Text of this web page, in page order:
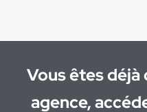
Vous êtes
agence,